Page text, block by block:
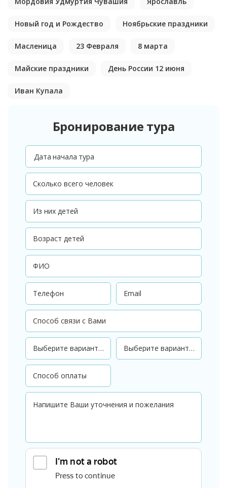
Новый год и Рождество Ноябрьские праздники
Масленица 23 Февраля 8 марта
Майские праздники День России 12 июня
Иван Купала
Бронирование тура
Дата начала тура